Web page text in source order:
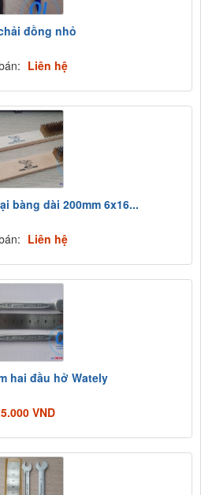
đồng nhỏ
Liên hệ
bàng dài 200mm 6x16...
Liên hệ
hai đầu hở Wately
VND